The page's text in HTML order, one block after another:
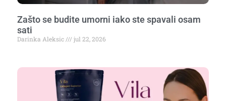
Zašto se budite umorni iako ste spavali osam
sati
Darinka Aleksic jul 22, 2026